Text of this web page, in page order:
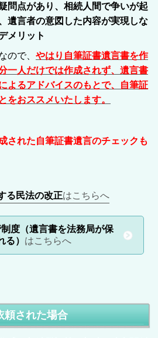
問点があり、相続人間で争いが起
遺言者の意図した内容が実現しな
メリット
ので、 やはり自筆証書遺言書を作
一人だけでは作成されず、遺言書
よるアドバイスのもとで、自筆証
をおススメいたします。
された自筆証書遺言のチェックも
る民法の改正はこちらへ
度（遺言書を法務局が保
る） はこちらへ
頼された場合